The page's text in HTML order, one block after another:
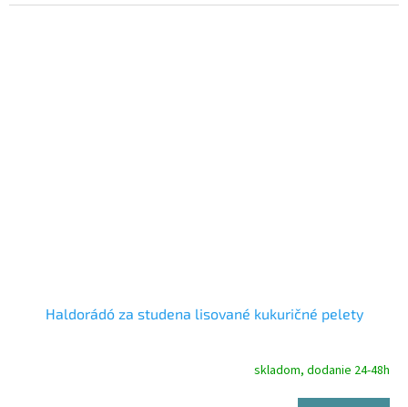
Haldorádó za studena lisované kukuričné pelety
skladom, dodanie 24-48h